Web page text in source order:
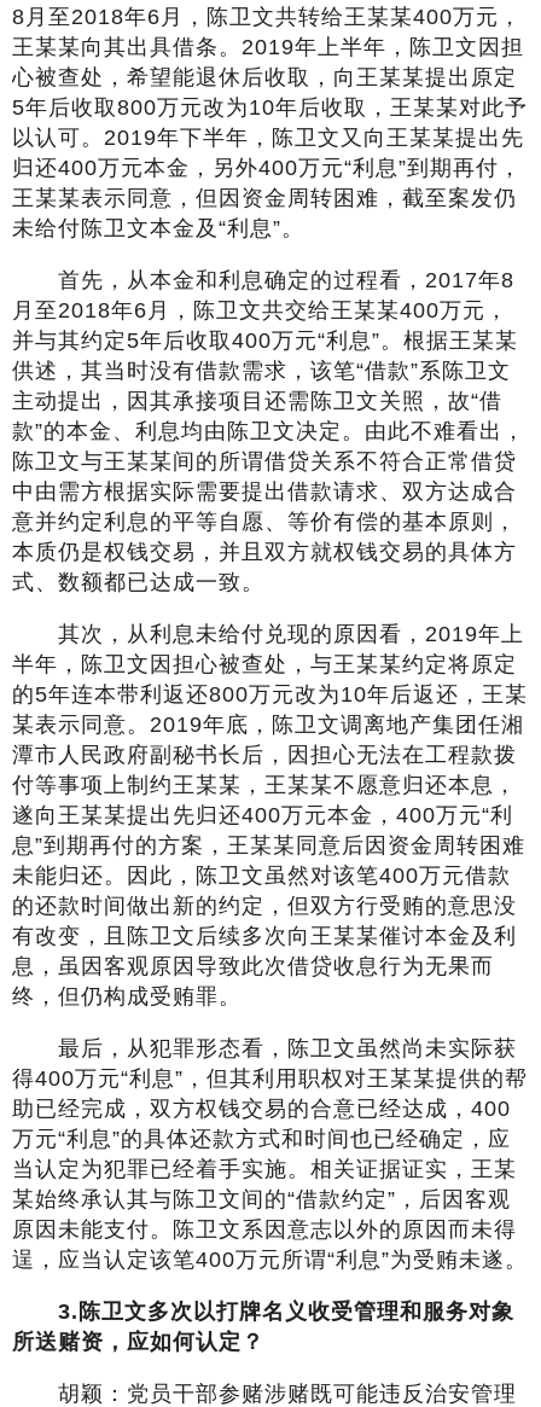
8月至2018年6月，陈卫文共转给王某某400万元，
王某某向其出具借条。2019年上半年，陈卫文因担
心被查处，希望能退休后收取，向王某某提出原定
5年后收取800万元改为10年后收取，王某某对此予
以认可。2019年下半年，陈卫文又向王某某提出先
归还400万元本金，另外400万元“利息”到期再付，
王某某表示同意，但因资金周转困难，截至案发仍
未给付陈卫文本金及“利息”。
首先，从本金和利息确定的过程看，2017年8
月至2018年6月，陈卫文共交给王某某400万元，
并与其约定5年后收取400万元“利息”。根据王某某
供述，其当时没有借款需求，该笔“借款”系陈卫文
主动提出，因其承接项目还需陈卫文关照，故“借
款”的本金、利息均由陈卫文决定。由此不难看出，
陈卫文与王某某间的所谓借贷关系不符合正常借贷
中由需方根据实际需要提出借款请求、双方达成合
意并约定利息的平等自愿、等价有偿的基本原则，
本质仍是权钱交易，并且双方就权钱交易的具体方
式、数额都已达成一致。
其次，从利息未给付兑现的原因看，2019年上
半年，陈卫文因担心被查处，与王某某约定将原定
的5年连本带利返还800万元改为10年后返还，王某
某表示同意。2019年底，陈卫文调离地产集团任湘
潭市人民政府副秘书长后，因担心无法在工程款拨
付等事项上制约王某某，王某某不愿意归还本息，
遂向王某某提出先归还400万元本金，400万元“利
息”到期再付的方案，王某某同意后因资金周转困难
未能归还。因此，陈卫文虽然对该笔400万元借款
的还款时间做出新的约定，但双方行受贿的意思没
有改变，且陈卫文后续多次向王某某催讨本金及利
息，虽因客观原因导致此次借贷收息行为无果而
终，但仍构成受贿罪。
最后，从犯罪形态看，陈卫文虽然尚未实际获
得400万元“利息”，但其利用职权对王某某提供的帮
助已经完成，双方权钱交易的合意已经达成，400
万元“利息”的具体还款方式和时间也已经确定，应
当认定为犯罪已经着手实施。相关证据证实，王某
某始终承认其与陈卫文间的“借款约定”，后因客观
原因未能支付。陈卫文系因意志以外的原因而未得
逞，应当认定该笔400万元所谓“利息”为受贿未遂。
3. 陈卫文多次以打牌名义收受管理和服务对象
所送赌资，应如何认定？
胡颖：党员干部参赌涉赌既可能违反治安管理